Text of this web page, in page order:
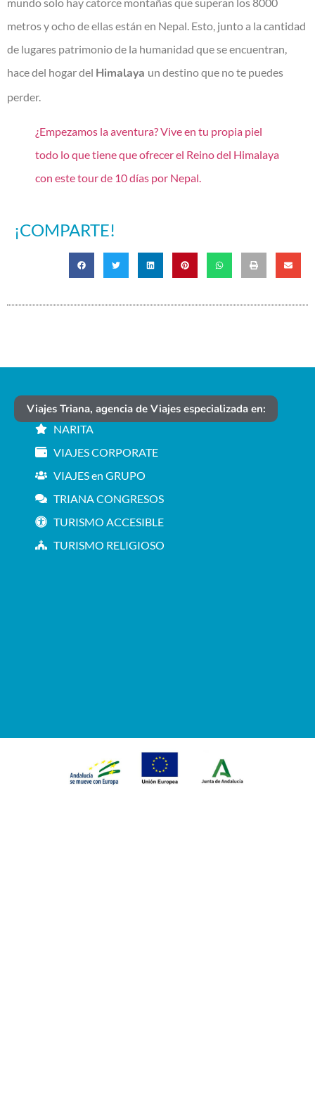
metros y ocho de ellas están en Nepal. Esto, junto a la cantidad
de lugares patrimonio de la humanidad que se encuentran,
hace del hogar del Himalaya un destino que no te puedes
perder.
¿Empezamos la aventura? Vive en tu propia piel
todo lo que tiene que ofrecer el Reino del Himalaya
con este tour de 10 días por Nepal.
¡COMPARTE!
Viajes Triana, agencia de Viajes especializada en:
NARITA
VIAJES CORPORATE
VIAJES en GRUPO
TRIANA CONGRESOS
TURISMO ACCESIBLE
TURISMO RELIGIOSO